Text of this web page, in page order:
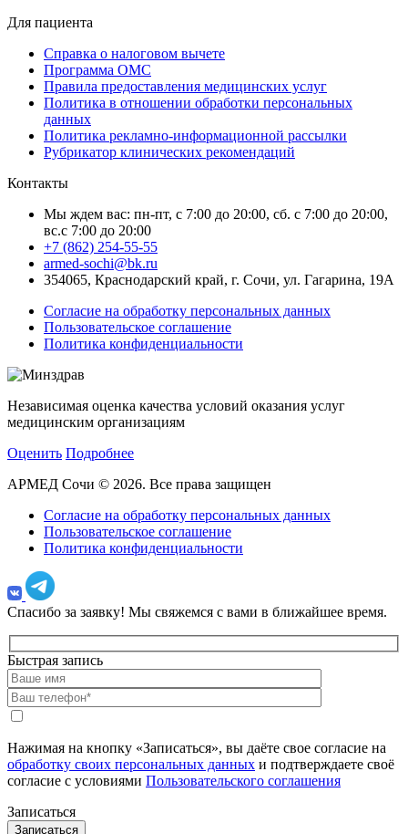
Для пациента
Справка о налоговом вычете
Программа ОМС
Правила предоставления медицинских услуг
Политика в отношении обработки персональных
данных
Политика рекламно-информационной рассылки
Рубрикатор клинических рекомендаций
Контакты
Мы ждем вас: пн-пт, с 7:00 до 20:00, сб. с 7:00 до 20:00,
вс.с 7:00 до 20:00
+7 (862) 254-55-55
armed-sochi@bk.ru
354065, Краснодарский край, г. Сочи, ул. Гагарина, 19А
Согласие на обработку персональных данных
Пользовательское соглашение
Политика конфиденциальности
Независимая оценка качества условий оказания услуг
медицинским организациям
Оценить Подробнее
АРМЕД Сочи © 2026. Все права защищен
Согласие на обработку персональных данных
Пользовательское соглашение
Политика конфиденциальности
Спасибо за заявку! Мы свяжемся с вами в ближайшее время.
Быстрая запись
Нажимая на кнопку «Записаться», вы даёте свое согласие на
обработку своих персональных данных и подтверждаете своё
согласие с условиями Пользовательского соглашения
Записаться